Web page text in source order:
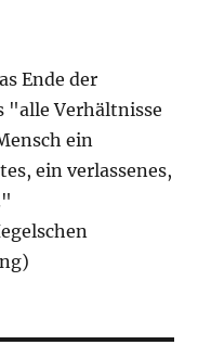
Ende der
"alle Verhältnisse
ein
ein verlassenes,